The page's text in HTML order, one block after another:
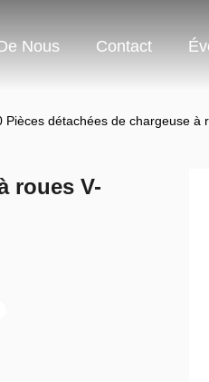
Nous Contact
Pièces détachées de chargeuse à
roues V-